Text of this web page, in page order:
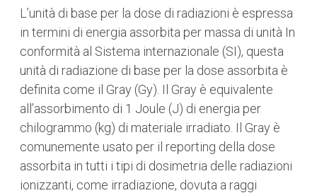
L’unità di base per la dose di radiazioni è espressa
in termini di energia assorbita per massa di unità In
conformità al Sistema internazionale (SI), questa
unità di radiazione di base per la dose assorbita è
definita come il Gray (Gy). Il Gray è equivalente
all’assorbimento di 1 Joule (J) di energia per
chilogrammo (kg) di materiale irradiato. Il Gray è
comunemente usato per il reporting della dose
assorbita in tutti i tipi di dosimetria delle radiazioni
ionizzanti, come irradiazione, dovuta a raggi